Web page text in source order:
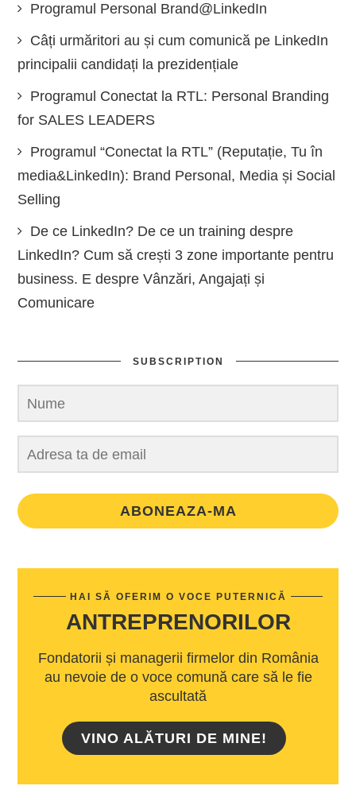
Programul Personal Brand@LinkedIn
Câți urmăritori au și cum comunică pe LinkedIn
principalii candidați la prezidențiale
Programul Conectat la RTL: Personal Branding
for SALES LEADERS
Programul “Conectat la RTL” (Reputație, Tu în
media&LinkedIn): Brand Personal, Media și Social
Selling
De ce LinkedIn? De ce un training despre
LinkedIn? Cum să crești 3 zone importante pentru
business. E despre Vânzări, Angajați și
Comunicare
SUBSCRIPTION
ABONEAZA-MA
HAI SĂ OFERIM O VOCE PUTERNICĂ
ANTREPRENORILOR
Fondatorii și managerii firmelor din România
au nevoie de o voce comună care să le fie
ascultată
VINO ALĂTURI DE MINE!